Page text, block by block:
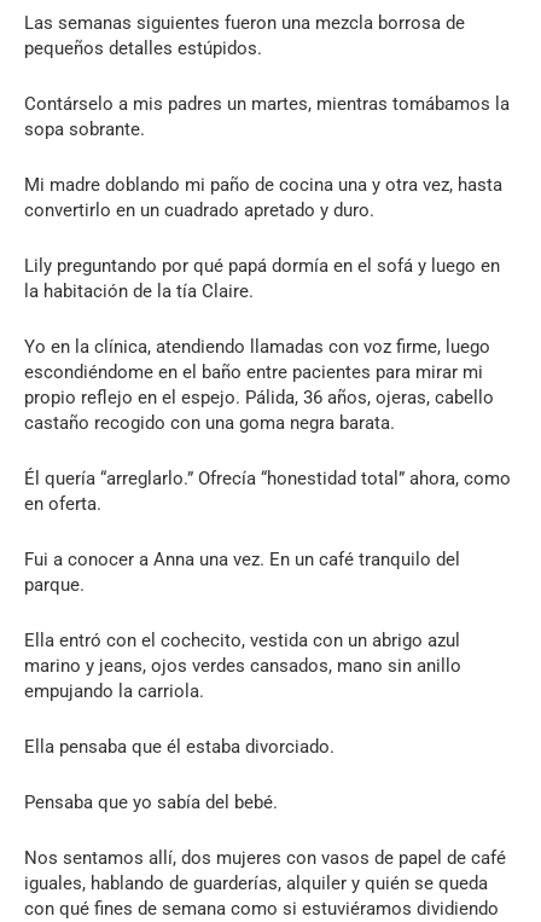
Las semanas siguientes fueron una mezcla borrosa de
pequeños detalles estúpidos.
Contárselo a mis padres un martes, mientras tomábamos la
sopa sobrante.
Mi madre doblando mi paño de cocina una y otra vez, hasta
convertirlo en un cuadrado apretado y duro.
Lily preguntando por qué papá dormía en el sofá y luego en
la habitación de la tía Claire.
Yo en la clínica, atendiendo llamadas con voz firme, luego
escondiéndome en el baño entre pacientes para mirar mi
propio reflejo en el espejo. Pálida, 36 años, ojeras, cabello
castaño recogido con una goma negra barata.
Él quería “arreglarlo.” Ofrecía “honestidad total” ahora, como
en oferta.
Fui a conocer a Anna una vez. En un café tranquilo del
parque.
Ella entró con el cochecito, vestida con un abrigo azul
marino y jeans, ojos verdes cansados, mano sin anillo
empujando la carriola.
Ella pensaba que él estaba divorciado.
Pensaba que yo sabía del bebé.
Nos sentamos allí, dos mujeres con vasos de papel de café
iguales, hablando de guarderías, alquiler y quién se queda
con qué fines de semana como si estuviéramos dividiendo